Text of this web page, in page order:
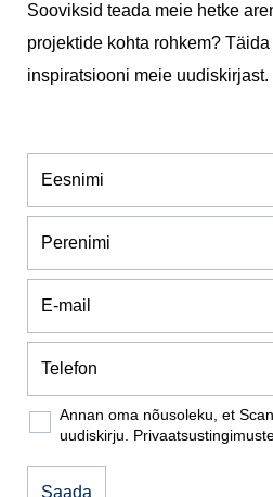
Sooviksid teada meie hetke
projektide kohta rohkem?
inspiratsiooni meie uudiskirjast.
Annan oma nõusoleku, et
uudiskirju.